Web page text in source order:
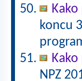
koncu
NPZ